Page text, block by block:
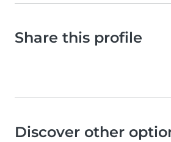
Share this profile
Discover other